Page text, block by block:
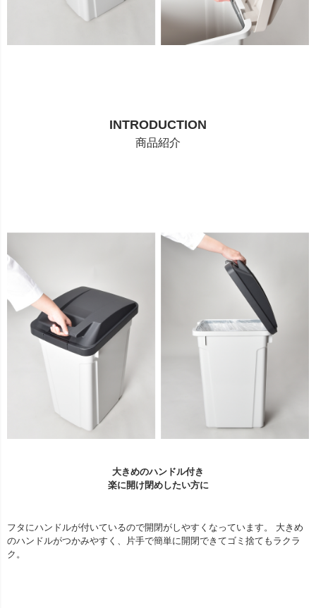
INTRODUCTION
商品紹介
大きめのハンドル付き
楽に開け閉めしたい方に
フタにハンドルが付いているので開閉がしやすくなっています。 大きめ
のハンドルがつかみやすく、片手で簡単に開閉できてゴミ捨てもラクラ
ク。